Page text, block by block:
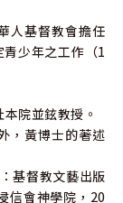
人基督教會擔任
少年之工作（1
院並鉉教授。
，黃博士的著述
基督教文藝出版
信會神學院，20